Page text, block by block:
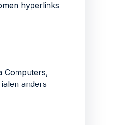
hyperlinks
Computers,
anders